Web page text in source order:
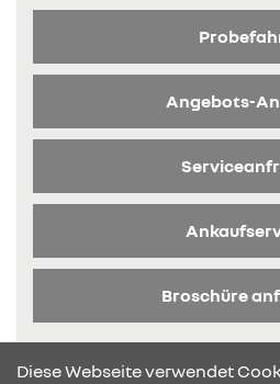
Angebots-
Broschüre
Diese Webseite verwendet